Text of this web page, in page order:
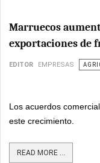
Marruecos
exportaciones de
EDITOR EMPRESAS
Los acuerdos
este crecimiento.
READ MORE ...